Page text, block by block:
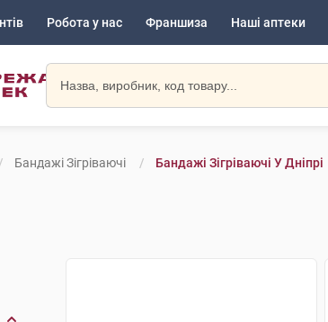
Робота у нас Франшиза Наші аптеки
Бандажі Зігріваючі Бандажі Зігріваючі У Дніпрі